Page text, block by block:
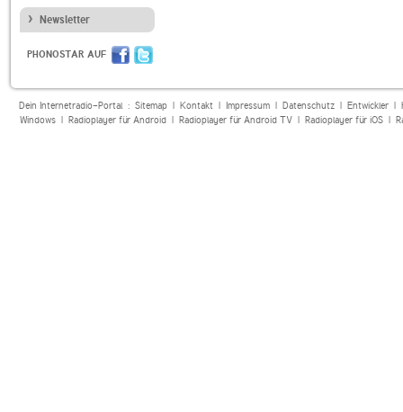
Newsletter
PHONOSTAR AUF
Dein Internetradio-Portal : Sitemap| Kontakt| Impressum| Datenschutz| Entwickler|
Windows| Radioplayer für Android| Radioplayer für Android TV| Radioplayer für iOS|